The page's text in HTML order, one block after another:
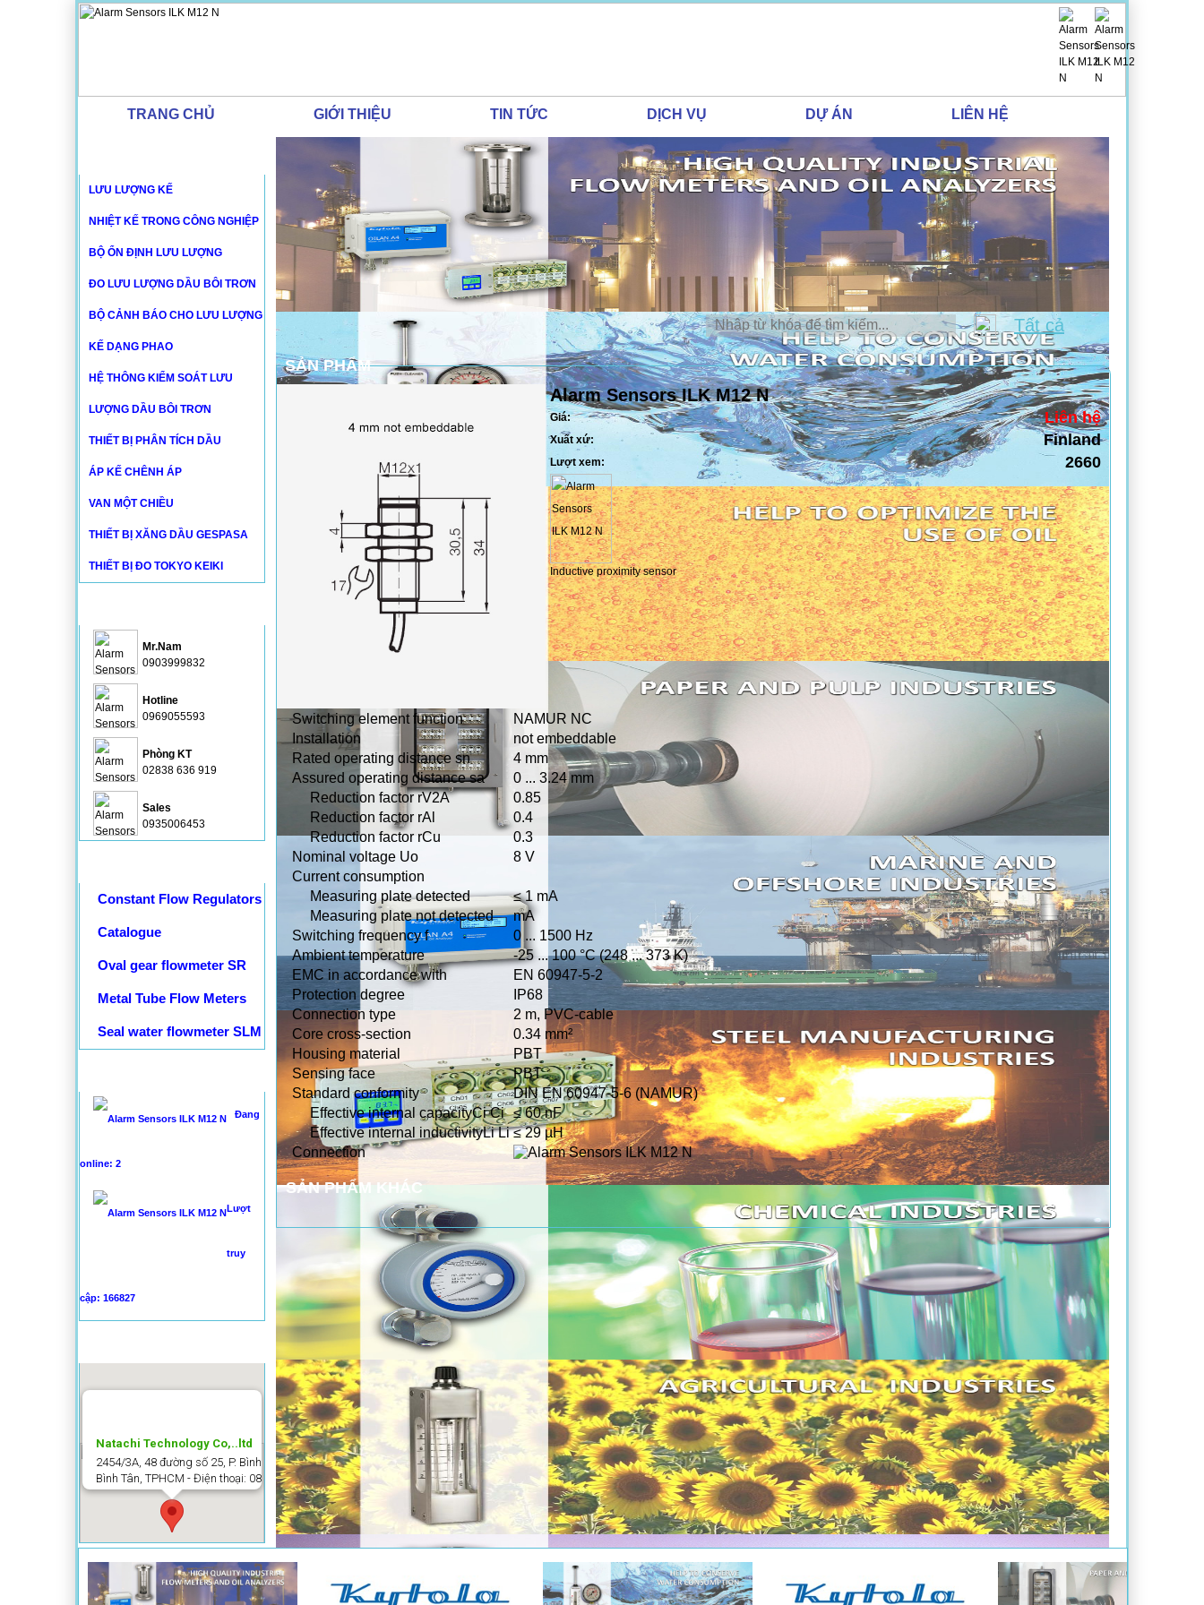
TRANG CHỦ GIỚI THIỆU TIN TỨC DỊCH VỤ DỰ ÁN LIÊN HỆ
LƯU LƯỢNG KẾ
NHIỆT KẾ TRONG CÔNG NGHIỆP
BỘ ỔN ĐỊNH LƯU LƯỢNG
ĐO LƯU LƯỢNG DẦU BÔI TRƠN
BỘ CẢNH BÁO CHO LƯU LƯỢNG
KẾ DẠNG PHAO
HỆ THÔNG KIỂM SOÁT LƯU
LƯỢNG DẦU BÔI TRƠN
THIẾT BỊ PHÂN TÍCH DẦU
ÁP KẾ CHÊNH ÁP
VAN MỘT CHIỀU
THIẾT BỊ XĂNG DẦU GESPASA
THIẾT BỊ ĐO TOKYO KEIKI
Mr.Nam
0903999832
Hotline
0969055593
Phòng KT
02838 636 919
Sales
0935006453
Constant Flow Regulators
Catalogue
Oval gear flowmeter SR
Metal Tube Flow Meters
Seal water flowmeter SLM
Đang
online: 2
Lượt
truy
cập: 166827
Natachi Technology Co,..ltd
2454/3A, 48 đường số 25, P. Bình Trị Đông B, Q.
Bình Tân, TPHCM - Điện thoại: 0838 636 919
Tất cả
SẢN PHẨM
Alarm Sensors ILK M12 N
Giá: Liên hệ
Xuất xứ: Finland
Lượt xem: 2660
Inductive proximity sensor
Switching element function
NAMUR NC
Installation
not embeddable
Rated operating distance sn
4 mm
Assured operating distance sa
0 ... 3.24 mm
Reduction factor rV2A
0.85
Reduction factor rAl
0.4
Reduction factor rCu
0.3
Nominal voltage Uo
8 V
Current consumption
Measuring plate detected
≤ 1 mA
Measuring plate not detected
mA
Switching frequency f
0 ... 1500 Hz
Ambient temperature
-25 ... 100 °C (248 ... 373 K)
EMC in accordance with
EN 60947-5-2
Protection degree
IP68
Connection type
2 m, PVC-cable
Core cross-section
0.34 mm²
Housing material
PBT
Sensing face
PBT
Standard conformity
DIN EN 60947-5-6 (NAMUR)
Effective internal capacityCi Ci ≤ 60 nF
Effective internal inductivityLi Li ≤ 29 µH
Connection
SẢN PHẨM KHÁC